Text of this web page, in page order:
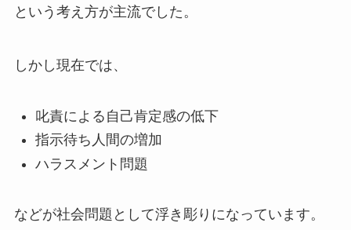
という考え方が主流でした。
しかし現在では、
叱責による自己肯定感の低下
指示待ち人間の増加
ハラスメント問題
などが社会問題として浮き彫りになっています。